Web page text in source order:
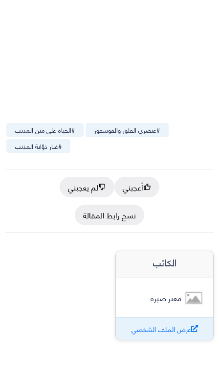
#الحياة على متن المذنب #عنصري الفلور والفوسفور
#غبار ذؤابة المذنب
أعجبني
لم يعجبني
نسخ رابط المقالة
الكاتب
معتز صبرة
عرض الملف الشخصي